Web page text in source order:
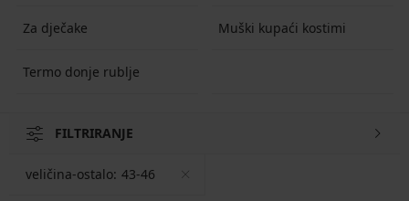
Za dječake Muški kupaći kostimi
Termo donje rublje
FILTRIRANJE
veličina-ostalo: 43-46